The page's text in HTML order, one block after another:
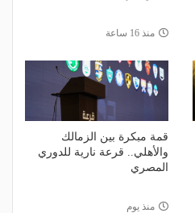
منذ 16 ساعة
قمة مبكرة بين الزمالك
والأهلي.. قرعة نارية للدوري
المصري
منذ يوم